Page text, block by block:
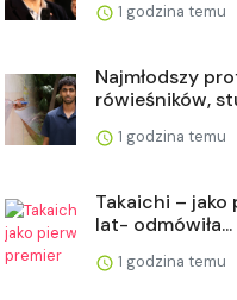
1 godzina temu
Najmłodszy
rówieśników,
1 godzina temu
Takaichi –
lat- odmówiła...
1 godzina temu